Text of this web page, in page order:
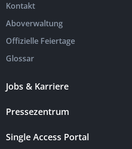
Kontakt
Aboverwaltung
Offizielle Feiertage
Glossar
Jobs & Karriere
Pressezentrum
Single Access Portal